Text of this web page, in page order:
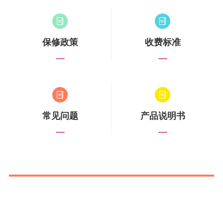
保修政策 收费标准
常见问题 产品说明书